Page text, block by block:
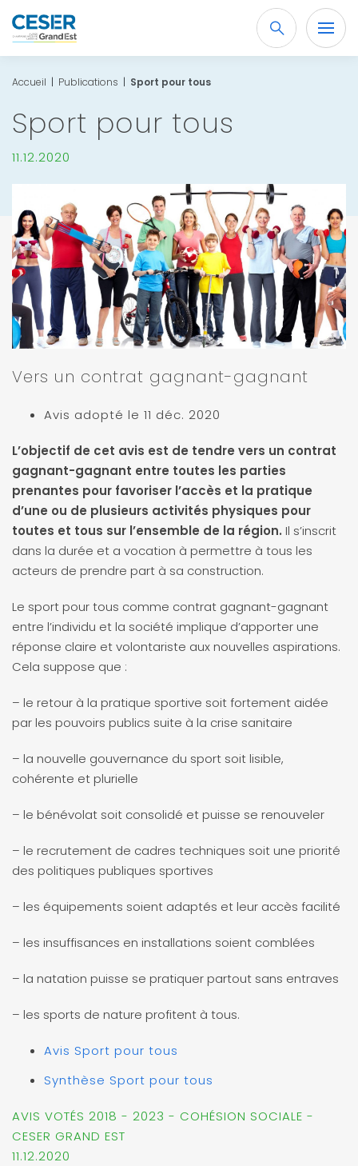
Recherche
OK
Accueil | Publications | Sport pour tous
Sport pour tous
11.12.2020
Vers un contrat gagnant-gagnant
Avis adopté le 11 déc. 2020
L’objectif de cet avis est de tendre vers un contrat
gagnant-gagnant entre toutes les parties
prenantes pour favoriser l’accès et la pratique
d’une ou de plusieurs activités physiques pour
toutes et tous sur l’ensemble de la région. Il s’inscrit
dans la durée et a vocation à permettre à tous les
acteurs de prendre part à sa construction.
Le sport pour tous comme contrat gagnant-gagnant
entre l’individu et la société implique d’apporter une
réponse claire et volontariste aux nouvelles aspirations.
Cela suppose que :
– le retour à la pratique sportive soit fortement aidée
par les pouvoirs publics suite à la crise sanitaire
– la nouvelle gouvernance du sport soit lisible,
cohérente et plurielle
– le bénévolat soit consolidé et puisse se renouveler
– le recrutement de cadres techniques soit une priorité
des politiques publiques sportives
– les équipements soient adaptés et leur accès facilité
– les insuffisances en installations soient comblées
– la natation puisse se pratiquer partout sans entraves
– les sports de nature profitent à tous.
Avis Sport pour tous
Synthèse Sport pour tous
AVIS VOTÉS 2018 - 2023 - COHÉSION SOCIALE -
CESER GRAND EST
11.12.2020